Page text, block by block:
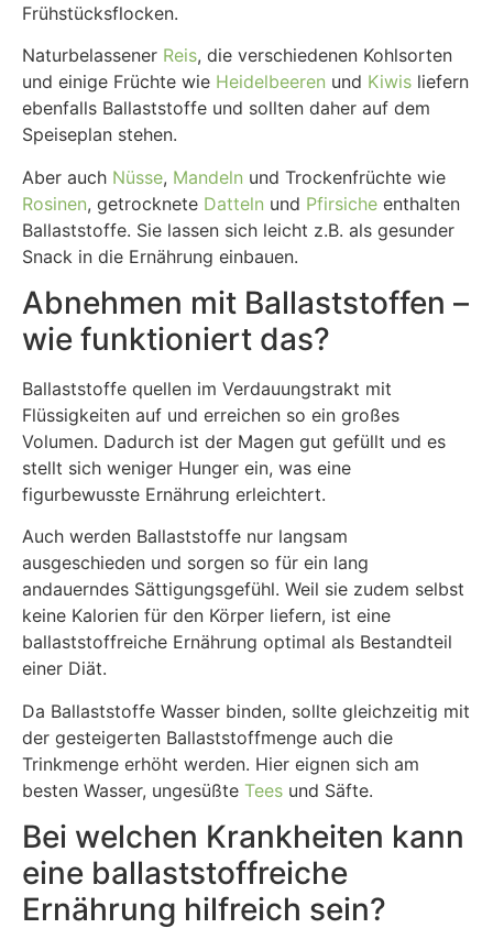
Frühstücksflocken.
Naturbelassener Reis, die verschiedenen Kohlsorten
und einige Früchte wie Heidelbeeren und Kiwis liefern
ebenfalls Ballaststoffe und sollten daher auf dem
Speiseplan stehen.
Aber auch Nüsse, Mandeln und Trockenfrüchte wie
Rosinen, getrocknete Datteln und Pfirsiche enthalten
Ballaststoffe. Sie lassen sich leicht z.B. als gesunder
Snack in die Ernährung einbauen.
Abnehmen mit Ballaststoffen –
wie funktioniert das?
Ballaststoffe quellen im Verdauungstrakt mit
Flüssigkeiten auf und erreichen so ein großes
Volumen. Dadurch ist der Magen gut gefüllt und es
stellt sich weniger Hunger ein, was eine
figurbewusste Ernährung erleichtert.
Auch werden Ballaststoffe nur langsam
ausgeschieden und sorgen so für ein lang
andauerndes Sättigungsgefühl. Weil sie zudem selbst
keine Kalorien für den Körper liefern, ist eine
ballaststoffreiche Ernährung optimal als Bestandteil
einer Diät.
Da Ballaststoffe Wasser binden, sollte gleichzeitig mit
der gesteigerten Ballaststoffmenge auch die
Trinkmenge erhöht werden. Hier eignen sich am
besten Wasser, ungesüßte Tees und Säfte.
Bei welchen Krankheiten kann
eine ballaststoffreiche
Ernährung hilfreich sein?